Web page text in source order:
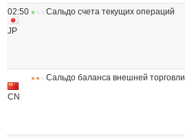
02:50
JP
Сальдо счета текущих операций
CN
Сальдо баланса внешней торговли